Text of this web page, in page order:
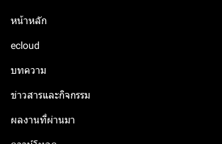
หน้าหลัก
ecloud
บทความ
ข่าวสารและกิจกรรม
ผลงานที่ผ่านมา